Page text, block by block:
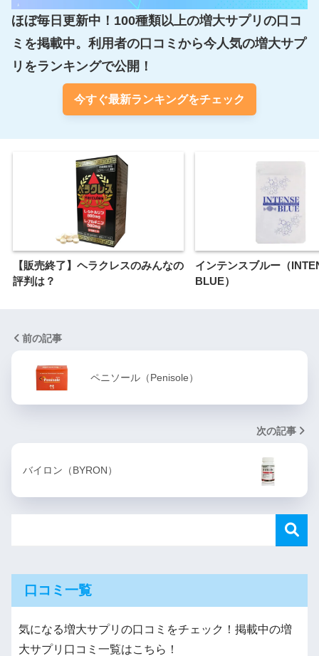
ほぼ毎日更新中！100種類以上の増大サプリの口コ
ミを掲載中。利用者の口コミから今人気の増大サプ
リをランキングで公開！
今すぐ最新ランキングをチェック
【販売終了】ヘラクレスのみんなの
評判は？
インテンスブルー（
BLUE）
前の記事
ペニソール（Penisole）
次の記事
バイロン（BYRON）
口コミ一覧
気になる増大サプリの口コミをチェック！掲載中の増
大サプリ口コミ一覧はこちら！